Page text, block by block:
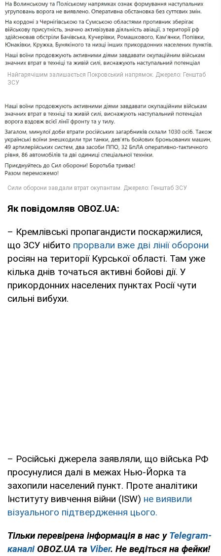
Як повідомляв OBOZ.UA:
– Кремлівські пропагандисти поскаржилися,
що ЗСУ нібито прорвали вже дві лінії оборони
росіян на території Курської області. Там уже
кілька днів точаться активні бойові дії. У
прикордонних населених пунктах Росії чути
сильні вибухи.
– Російські джерела заявляли, що війська РФ
просунулися далі в межах Нью-Йорка та
захопили населений пункт. Проте аналітики
Інституту вивчення війни (ISW) не виявили
візуального підтвердження цього.
Тільки перевірена інформація в нас у Telegram-
каналі OBOZ.UA та Viber. Не ведіться на фейки!